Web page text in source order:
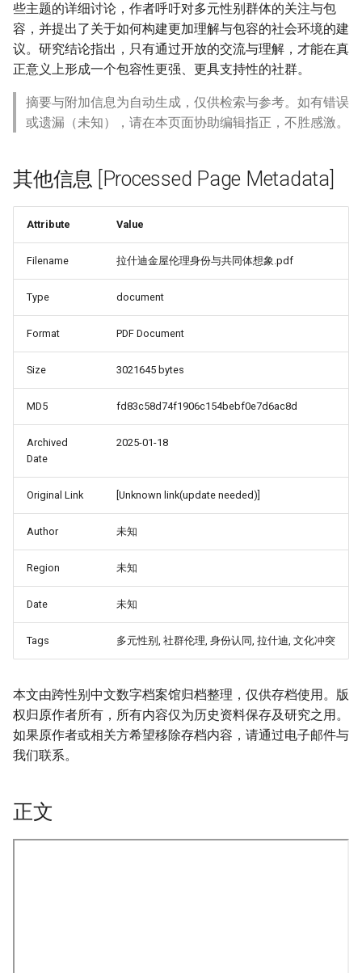
些主题的详细讨论，作者呼吁对多元性别群体的关注与包
容，并提出了关于如何构建更加理解与包容的社会环境的建
议。研究结论指出，只有通过开放的交流与理解，才能在真
正意义上形成一个包容性更强、更具支持性的社群。
摘要与附加信息为自动生成，仅供检索与参考。如有错误
或遗漏（未知），请在本页面协助编辑指正，不胜感激。
其他信息 [Processed Page Metadata]
Attribute Value
Filename 拉什迪金屋伦理身份与共同体想象.pdf
Type document
Format PDF Document
Size 3021645 bytes
MD5 fd83c58d74f1906c154bebf0e7d6ac8d
Archived
Date
2025-01-18
Original Link [Unknown link(update needed)]
Author 未知
Region 未知
Date 未知
Tags 多元性别, 社群伦理, 身份认同, 拉什迪, 文化冲突
本文由跨性别中文数字档案馆归档整理，仅供存档使用。版
权归原作者所有，所有内容仅为历史资料保存及研究之用。
如果原作者或相关方希望移除存档内容，请通过电子邮件与
我们联系。
正文